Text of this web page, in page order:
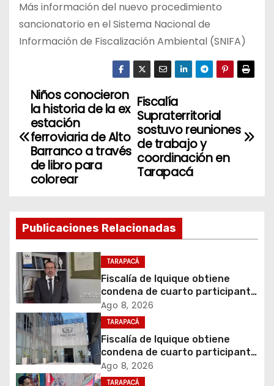
Más información del nuevo procedimiento
sancionatorio en el Sistema Nacional de
Información de Fiscalización Ambiental (SNIFA)
N
a
c
i
ó
n
d
Fiscalía
Supraterritorial
sostuvo reuniones
de trabajo y
coordinación en
Tarapacá
Niños conocieron
la historia de la ex
estación
ferroviaria de Alto
Barranco a través
de libro para
colorear
Publicaciones Relacionadas
TARAPACÁ
Fiscalía de Iquique obtiene
condena de cuarto participante
en violento asalto a
comerciante
Ago 8, 2026
TARAPACÁ
Fiscalía de Iquique obtiene
condena de cuarto participante
en violento asalto a
comerciante
Ago 8, 2026
TARAPACÁ